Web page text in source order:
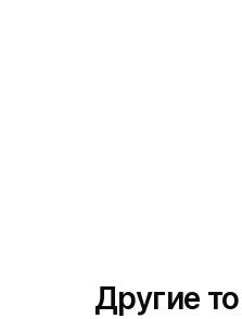
Другие